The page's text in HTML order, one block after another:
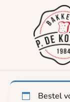
Bestel